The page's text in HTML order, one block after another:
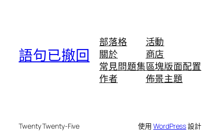
語句已撤回
部落格
關於
常見問題集
作者
活動
商店
區塊版面配置
佈景主題
Twenty Twenty-Five 使用WordPress設計